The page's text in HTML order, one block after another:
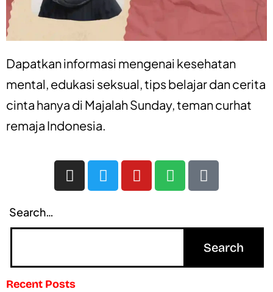
Dapatkan informasi mengenai kesehatan
mental, edukasi seksual,tips belajardancerita
cinta hanya di Majalah Sunday, teman curhat
remaja Indonesia.
Search…
Recent Posts